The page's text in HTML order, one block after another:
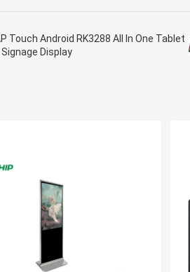
Touch Android RK3288 All In One Tablet
Signage Display